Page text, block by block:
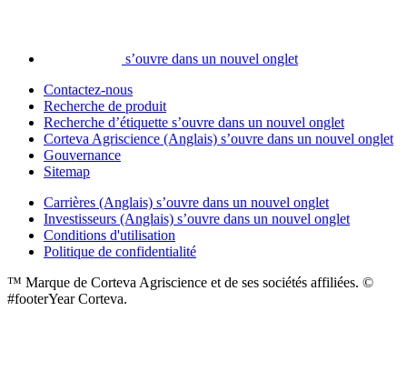
s’ouvre dans un nouvel onglet
Contactez-nous
Recherche de produit
Recherche d’étiquette s’ouvre dans un nouvel onglet
Corteva Agriscience (Anglais) s’ouvre dans un nouvel onglet
Gouvernance
Sitemap
Carrières (Anglais) s’ouvre dans un nouvel onglet
Investisseurs (Anglais) s’ouvre dans un nouvel onglet
Conditions d'utilisation
Politique de confidentialité
™ Marque de Corteva Agriscience et de ses sociétés affiliées. ©
#footerYear Corteva.